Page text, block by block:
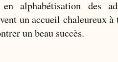
en alphabétisation des
un accueil chaleureux à
un beau succès.